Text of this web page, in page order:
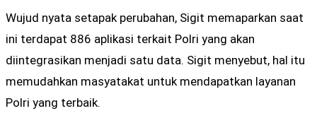
Wujud nyata setapak perubahan, Sigit memaparkan saat
ini terdapat 886 aplikasi terkait Polri yang akan
diintegrasikan menjadi satu data. Sigit menyebut, hal itu
memudahkan masyatakat untuk mendapatkan layanan
Polri yang terbaik.